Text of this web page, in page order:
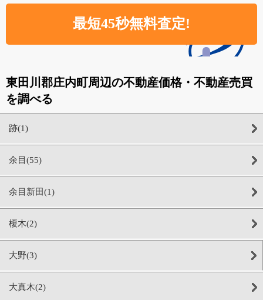
東田川郡庄内町周辺の不動産価格・不動産売買
を調べる
跡(1)
余目(55)
余目新田(1)
榎木(2)
大野(3)
大真木(2)